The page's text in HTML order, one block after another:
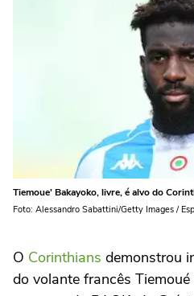
Tiemoue' Bakayoko, livre, é alvo do
Foto: Alessandro Sabattini/Getty Images /
O Corinthians demonstrou
do volante francês